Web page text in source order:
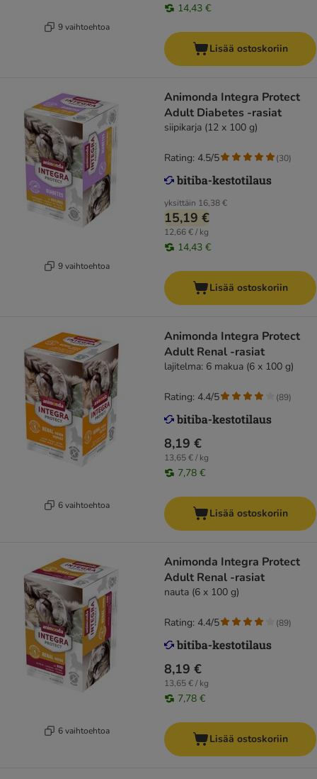
9 vaihtoehtoa
14,43 €
Lisää ostoskoriin
9 vaihtoehtoa
Animonda Integra Protect
Adult Diabetes -rasiat
siipikarja (12 x 100 g)
yksittäin 16,38 €
15,19 €
12,66 € / kg
14,43 €
Rating: 4.5/5 (30)
Lisää ostoskoriin
6 vaihtoehtoa
Animonda Integra Protect
Adult Renal -rasiat
lajitelma: 6 makua (6 x 100 g)
8,19 €
13,65 € / kg
7,78 €
Rating: 4.4/5 (89)
Lisää ostoskoriin
6 vaihtoehtoa
Animonda Integra Protect
Adult Renal -rasiat
nauta (6 x 100 g)
8,19 €
13,65 € / kg
7,78 €
Rating: 4.4/5 (89)
Lisää ostoskoriin